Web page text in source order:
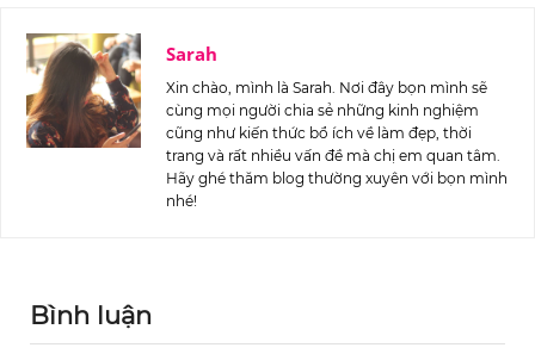
Sarah
Xin chào, mình là Sarah. Nơi đây bọn mình sẽ
cùng mọi người chia sẻ những kinh nghiệm
cũng như kiến thức bổ ích về làm đẹp, thời
trang và rất nhiều vấn đề mà chị em quan tâm.
Hãy ghé thăm blog thường xuyên với bọn mình
nhé!
Bình luận